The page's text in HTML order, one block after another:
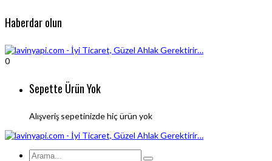
Haberdar olun
0
Sepette Ürün Yok
Alışveriş sepetinizde hiç ürün yok